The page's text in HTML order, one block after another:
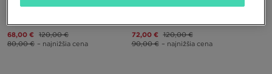
ADIDAS MUNCHEN
68,00 € 120,00 €
80,00 € – najnižšia cena
ADIDAS MUNCHEN
72,00 € 120,00 €
90,00 € – najnižšia cena